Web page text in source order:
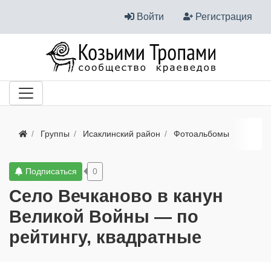
Войти Регистрация
Группы Исаклинский район Фотоальбомы
Село Вечканово в канун
Великой Войны — по
рейтингу, квадратные
Подписаться 0